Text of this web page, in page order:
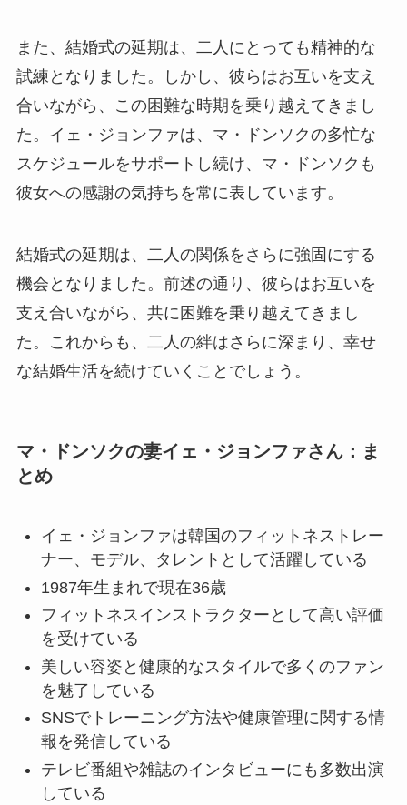
また、結婚式の延期は、二人にとっても精神的な
試練となりました。しかし、彼らはお互いを支え
合いながら、この困難な時期を乗り越えてきまし
た。イェ・ジョンファは、マ・ドンソクの多忙な
スケジュールをサポートし続け、マ・ドンソクも
彼女への感謝の気持ちを常に表しています。
結婚式の延期は、二人の関係をさらに強固にする
機会となりました。前述の通り、彼らはお互いを
支え合いながら、共に困難を乗り越えてきまし
た。これからも、二人の絆はさらに深まり、幸せ
な結婚生活を続けていくことでしょう。
マ・ドンソクの妻イェ・ジョンファさん：ま
とめ
イェ・ジョンファは韓国のフィットネストレー
ナー、モデル、タレントとして活躍している
1987年生まれで現在36歳
フィットネスインストラクターとして高い評価
を受けている
美しい容姿と健康的なスタイルで多くのファン
を魅了している
SNSでトレーニング方法や健康管理に関する情
報を発信している
テレビ番組や雑誌のインタビューにも多数出演
している